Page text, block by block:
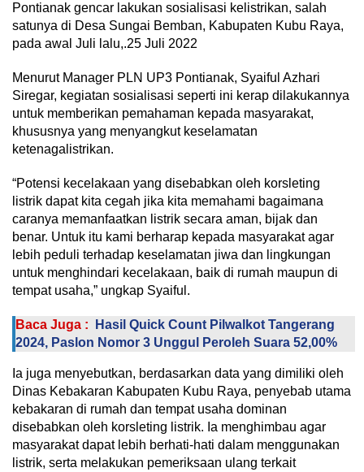
Pontianak gencar lakukan sosialisasi kelistrikan, salah
satunya di Desa Sungai Bemban, Kabupaten Kubu Raya,
pada awal Juli lalu,.25 Juli 2022
Menurut Manager PLN UP3 Pontianak, Syaiful Azhari
Siregar, kegiatan sosialisasi seperti ini kerap dilakukannya
untuk memberikan pemahaman kepada masyarakat,
khususnya yang menyangkut keselamatan
ketenagalistrikan.
“Potensi kecelakaan yang disebabkan oleh korsleting
listrik dapat kita cegah jika kita memahami bagaimana
caranya memanfaatkan listrik secara aman, bijak dan
benar. Untuk itu kami berharap kepada masyarakat agar
lebih peduli terhadap keselamatan jiwa dan lingkungan
untuk menghindari kecelakaan, baik di rumah maupun di
tempat usaha,” ungkap Syaiful.
Baca Juga :
Hasil Quick Count Pilwalkot Tangerang
2024, Paslon Nomor 3 Unggul Peroleh Suara 52,00%
Ia juga menyebutkan, berdasarkan data yang dimiliki oleh
Dinas Kebakaran Kabupaten Kubu Raya, penyebab utama
kebakaran di rumah dan tempat usaha dominan
disebabkan oleh korsleting listrik. Ia menghimbau agar
masyarakat dapat lebih berhati-hati dalam menggunakan
listrik, serta melakukan pemeriksaan ulang terkait